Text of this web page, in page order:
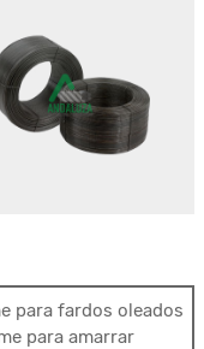
para fardos oleados
para amarrar